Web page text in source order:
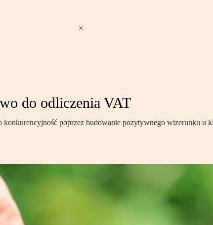
do odliczenia VAT
poprzez budowanie pozytywnego wizerunku u